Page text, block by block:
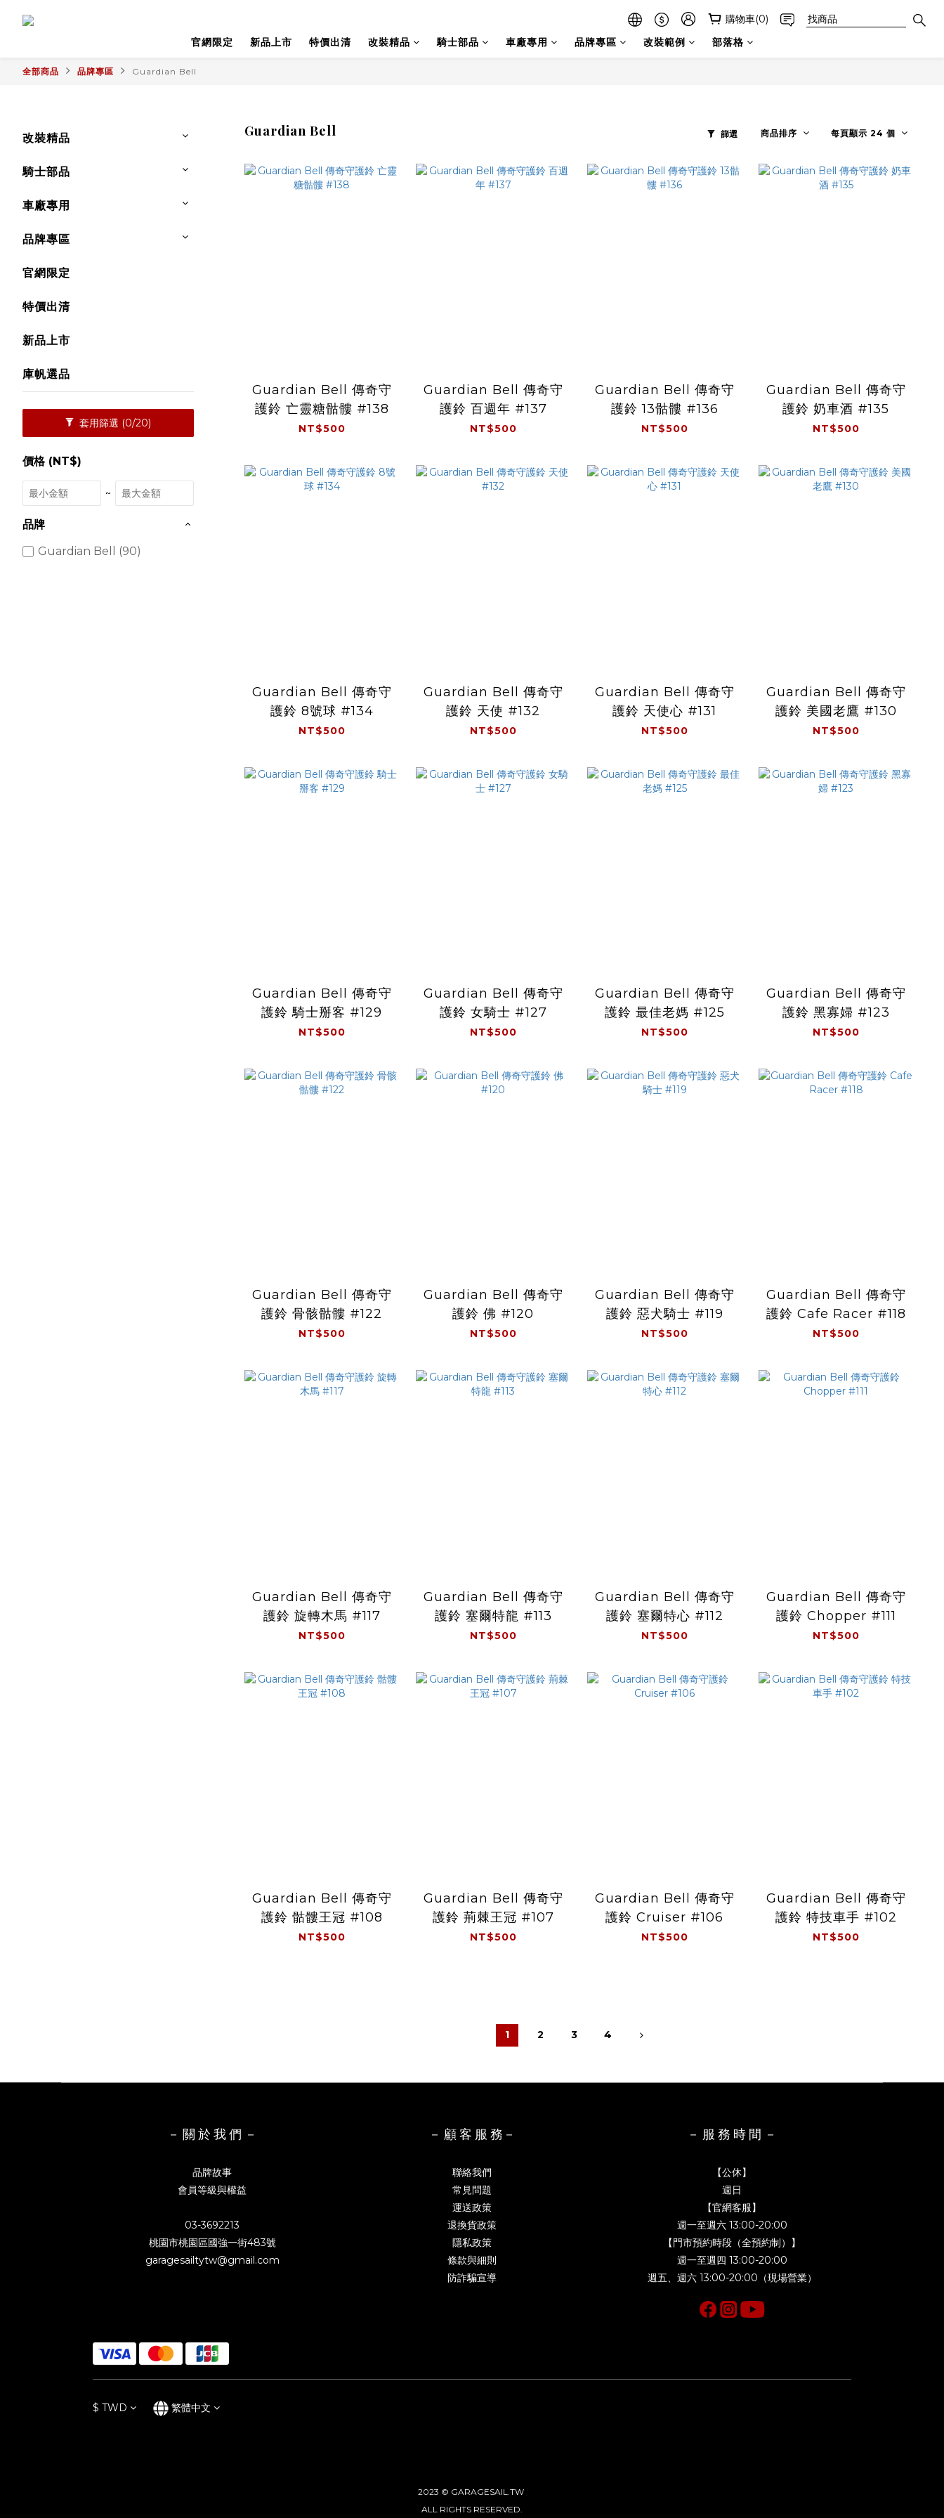
購物車(0)
官網限定
新品上市 特價出清 改裝精品 騎士部品 車廠專用 品牌專區 改裝範例 部落格
全部商品 品牌專區 Guardian Bell
改裝精品
騎士部品
車廠專用
品牌專區
官網限定
特價出清
新品上市
庫帆選品
套用篩選 (0/20)
價格 (NT$)
~
品牌
Guardian Bell (90)
Guardian Bell 篩選 商品排序 每頁顯示 24 個
Guardian Bell 傳奇守
護鈴 亡靈糖骷髏 #138
NT$500
Guardian Bell 傳奇守
護鈴 百週年 #137
NT$500
Guardian Bell 傳奇守
護鈴 13骷髏 #136
NT$500
Guardian Bell 傳奇守
護鈴 奶車酒 #135
NT$500
Guardian Bell 傳奇守
護鈴 8號球 #134
NT$500
Guardian Bell 傳奇守
護鈴 天使 #132
NT$500
Guardian Bell 傳奇守
護鈴 天使心 #131
NT$500
Guardian Bell 傳奇守
護鈴 美國老鷹 #130
NT$500
Guardian Bell 傳奇守
護鈴 騎士掰客 #129
NT$500
Guardian Bell 傳奇守
護鈴 女騎士 #127
NT$500
Guardian Bell 傳奇守
護鈴 最佳老媽 #125
NT$500
Guardian Bell 傳奇守
護鈴 黑寡婦 #123
NT$500
Guardian Bell 傳奇守
護鈴 骨骸骷髏 #122
NT$500
Guardian Bell 傳奇守
護鈴 佛 #120
NT$500
Guardian Bell 傳奇守
護鈴 惡犬騎士 #119
NT$500
Guardian Bell 傳奇守
護鈴 Cafe Racer #118
NT$500
Guardian Bell 傳奇守
護鈴 旋轉木馬 #117
NT$500
Guardian Bell 傳奇守
護鈴 塞爾特龍 #113
NT$500
Guardian Bell 傳奇守
護鈴 塞爾特心 #112
NT$500
Guardian Bell 傳奇守
護鈴 Chopper #111
NT$500
Guardian Bell 傳奇守
護鈴 骷髏王冠 #108
NT$500
Guardian Bell 傳奇守
護鈴 荊棘王冠 #107
NT$500
Guardian Bell 傳奇守
護鈴 Cruiser #106
NT$500
Guardian Bell 傳奇守
護鈴 特技車手 #102
NT$500
1 2 3 4
－ 關 於 我 們 －
品牌故事
會員等級與權益
03-3692213
桃園市桃園區國強一街483號
garagesailtytw@gmail.com
－ 顧 客 服 務－
聯絡我們
常見問題
運送政策
退換貨政策
隱私政策
條款與細則
防詐騙宣導
－ 服 務 時 間 －
【公休】
週日
【官網客服】
週一至週六 13:00-20:00
【門市預約時段（全預約制）】
週一至週四 13:00-20:00
週五、週六 13:00-20:00（現場營業）
$ TWD 繁體中文
2023 © GARAGESAIL.TW
ALL RIGHTS RESERVED.